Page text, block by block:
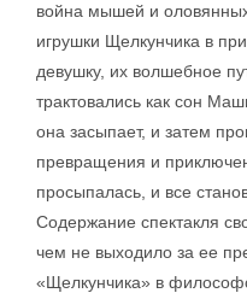
война мышей и
игрушки Щелкунчика в
девушку, их волшебное
трактовались как сон
она засыпает, и затем
превращения и
просыпалась, и все
Содержание спектакля
чем не выходило за ее
«Щелкунчика» в